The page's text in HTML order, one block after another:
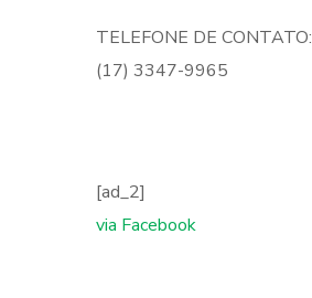
TELEFONE DE CONTATO:
(17) 3347-9965
[ad_2]
via Facebook